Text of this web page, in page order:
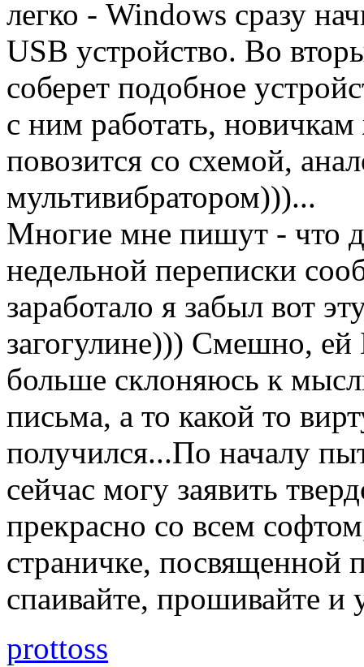
легко - Windows сразу
USB устройство. Во
соберет подобное
с ним работать,
повозится со схемой,
мультивибратором)))...
Многие мне пишут - что
недельной переписки
заработало я забыл вот
загогулине))) Смешно, ей
больше склоняюсь к
письма, а то какой то
получился...По началу
сейчас могу заявить
прекрасно со всем
страничке, посвященной
спаивайте, прошивайте и
prottoss